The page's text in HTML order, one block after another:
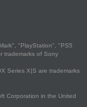
"PlayStation", "PS5
trademarks of Sony
Series X|S are trademarks
Corporation in the United